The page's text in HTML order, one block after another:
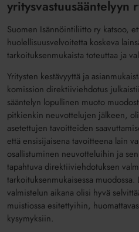
yritysvastuusääntelyyn
Suomen Isännöintiliitto ry katsoo,
huolellisuusvelvoitetta koskeva
tarkoituksenmukaista toteuttaa ja
Yritysten kestävyyttä ja
komission direktiiviehdotus
sääntelyn lopullinen muoto
pitkienkin neuvottelujen jälkeen,
asetettujen tavoitteiden
että ensisijaisena tavoitteena lain
osallistuminen neuvotteluihin ja
tapahtuva direktiiviehdotuksen
tarkoituksenmukaisessa muodossa.
valmistelun aikana olisi hyvä
muistiossa esitettyihin,
kysymyksiin.